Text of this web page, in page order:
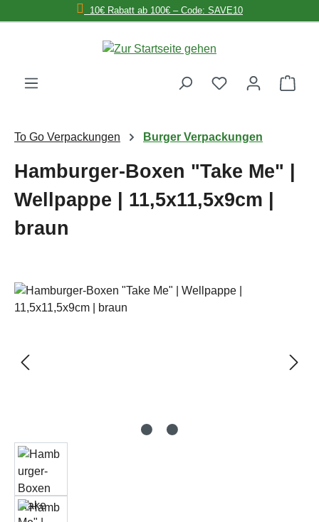
Zum Hauptinhalt springen10€ Rabatt ab 100€ – Code: SAVE10
To Go Verpackungen Burger Verpackungen
Hamburger-Boxen "Take Me" |
Wellpappe | 11,5x11,5x9cm |
braun